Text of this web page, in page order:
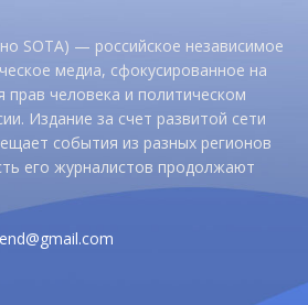
SOTA) — российское независимое
медиа, сфокусированное на
человека и политическом
Издание за счет развитой сети
события из разных регионов
его журналистов продолжают